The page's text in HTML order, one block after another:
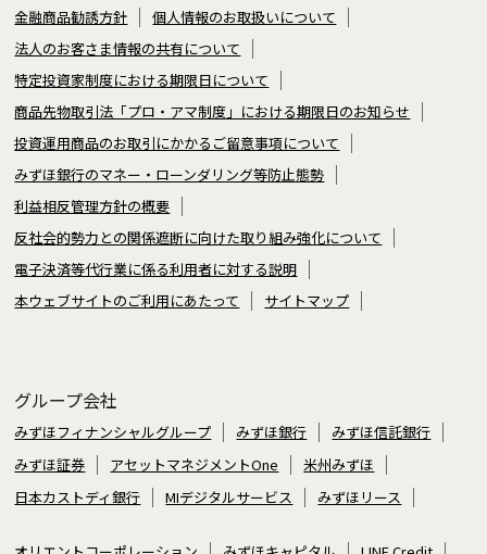
金融商品勧誘方針
個人情報のお取扱いについて
法人のお客さま情報の共有について
特定投資家制度における期限日について
商品先物取引法「プロ・アマ制度」における期限日のお知らせ
投資運用商品のお取引にかかるご留意事項について
みずほ銀行のマネー・ローンダリング等防止態勢
利益相反管理方針の概要
反社会的勢力との関係遮断に向けた取り組み強化について
電子決済等代行業に係る利用者に対する説明
本ウェブサイトのご利用にあたって
サイトマップ
グループ会社
みずほフィナンシャルグループ みずほ銀行
みずほ信託銀行
みずほ証券
アセットマネジメントOne
米州みずほ
日本カストディ銀行
MIデジタルサービス みずほリース